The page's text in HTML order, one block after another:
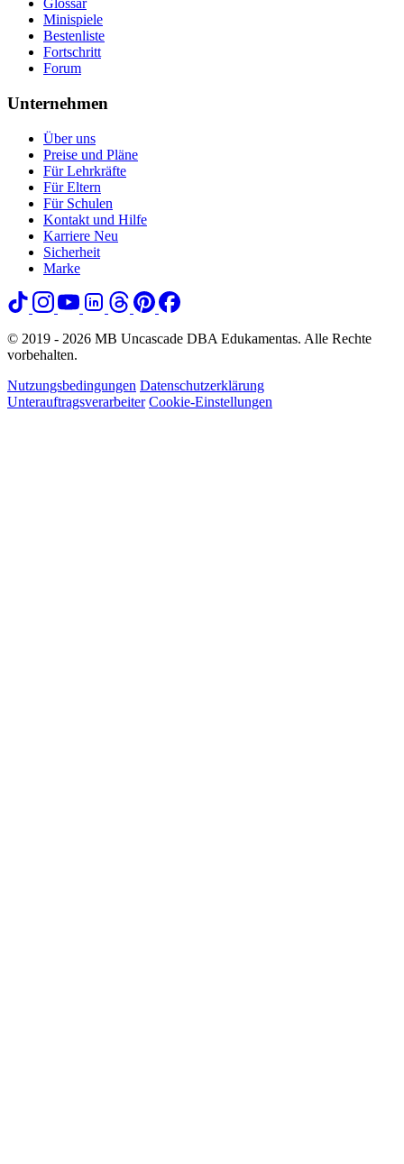
Glossar
Minispiele
Bestenliste
Fortschritt
Forum
Unternehmen
Über uns
Preise und Pläne
Für Lehrkräfte
Für Eltern
Für Schulen
Kontakt und Hilfe
Karriere Neu
Sicherheit
Marke
© 2019 - 2026 MB Uncascade DBA Edukamentas. Alle Rechte
vorbehalten.
Nutzungsbedingungen Datenschutzerklärung
Unterauftragsverarbeiter Cookie-Einstellungen